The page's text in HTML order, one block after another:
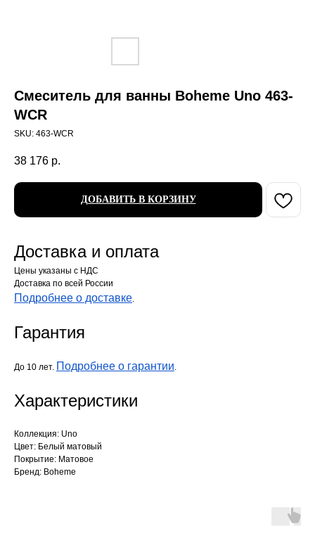
Смеситель для ванны Boheme Uno 463-
WCR
SKU: 463-WCR
38 176 р.
ДОБАВИТЬ В КОРЗИНУ
Доставка и оплата
Цены указаны с НДС
Доставка по всей России
Подробнее о доставке.
Гарантия
До 10 лет. Подробнее о гарантии.
Характеристики
Коллекция: Uno
Цвет: Белый матовый
Покрытие: Матовое
Бренд: Boheme